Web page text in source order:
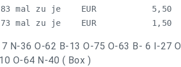
mal zu je    EUR           5,50
mal zu je    EUR           1,50
N-36 O-62 B-13 O-75 O-63 B- 6 I-27
O-64 N-40 ( Box )